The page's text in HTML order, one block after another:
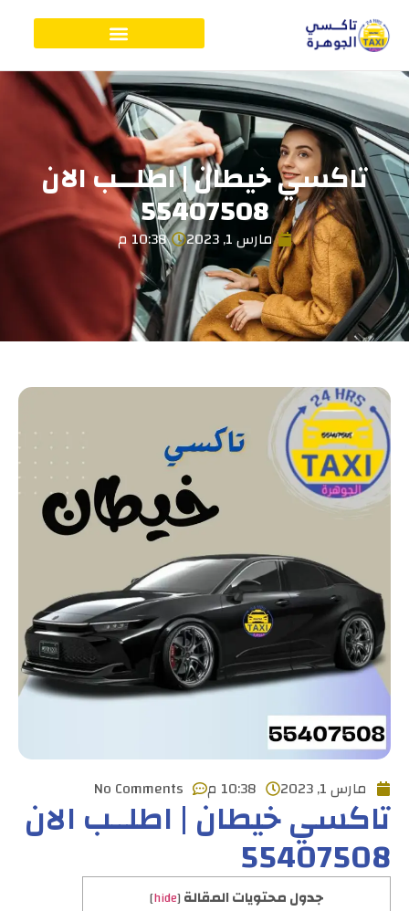
تاكسي خيطان | اطلــب الان
55407508
مارس 1, 2023 10:38 م
مارس 1, 2023 10:38 م No Comments
تاكسي خيطان | اطلــب الان
55407508
جدول محتويات المقالة [
hide
]